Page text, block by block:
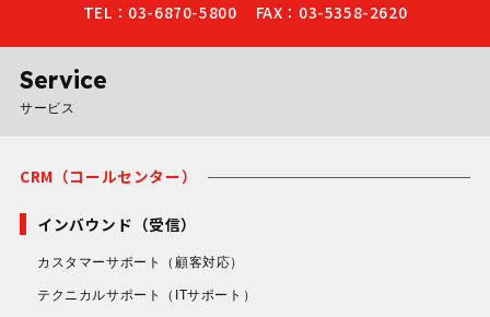
に検知・対応できることが大
て、運用ノウハウに基づくコ
ンサルティングや、セキュリ
ティ・個人情報保護面の体制
構築支援もご提供していま
制・ユーザー間の安心感向
徹底。外部委託でありがちな
た大規模な撮影案件でも、撮
構築し、業務の季節的な繁閑
にも柔軟に対応いたします。
なマニュアル運用と、
トソーシング）拠点との連携
といった課題を解決していま
す。また、オフショア体制を
TEL：03-6870-5800
FAX：03-5358-2620
Service
サービス
CRM（コールセンター）
インバウンド（受信）
カスタマーサポート （顧客対応）
テクニカルサポート （ITサポート）